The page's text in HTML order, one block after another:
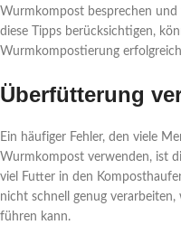
Wurmkompost besprechen und
diese Tipps berücksichtigen,
Wurmkompostierung
Überfütterung
Ein häufiger Fehler, den viele
Wurmkompost verwenden, ist
viel Futter in den
nicht schnell genug
führen kann.